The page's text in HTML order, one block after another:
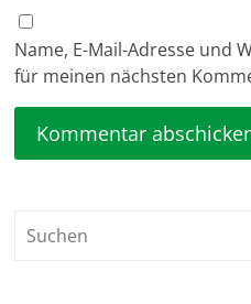
Name, E-Mail-Adresse und
für meinen nächsten